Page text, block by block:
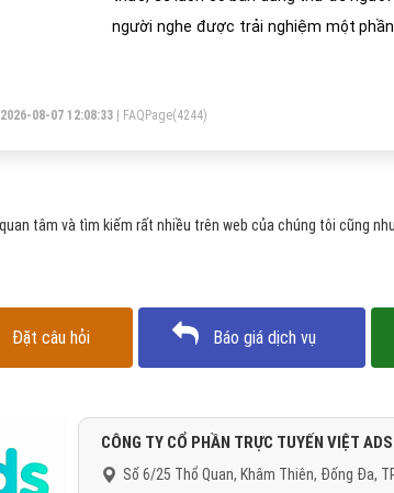
người nghe được trải nghiệm một phần
kiến và giúp nhà sản xuất có thể hoàn
cùng mới tung sản phẩm đó công
2026-08-07 12:08:33 FAQPage(4244)
tâm và tìm kiếm rất nhiều trên web của chúng tôi cũng
Đặt câu hỏi Báo giá dịch vụ
CÔNG TY CỔ PHẦN TRỰC TUYẾN VIỆT ADS
Số 6/25 Thổ Quan, Khâm Thiên, Đống Đa,